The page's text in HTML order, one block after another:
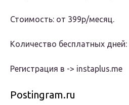
Стоимость: от 399р/месяц.
Количество бесплатных дней:
Регистрация в -> instaplus.me
Postingram.ru